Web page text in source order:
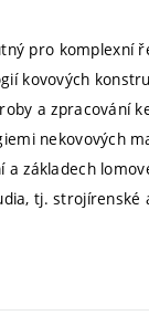
pro komplexní
kovových
a zpracování
nekovových
základech
tj. strojírenské